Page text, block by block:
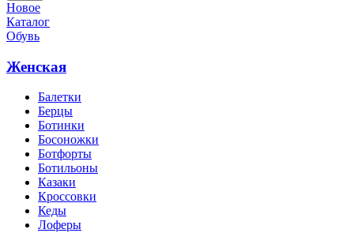
Новое
Каталог
Обувь
Женская
Балетки
Берцы
Ботинки
Босоножки
Ботфорты
Ботильоны
Казаки
Кроссовки
Кеды
Лоферы